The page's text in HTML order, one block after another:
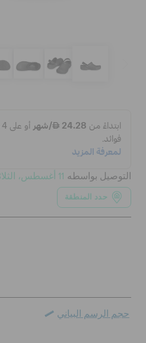
تسجيل الدخول / اشتراك
تحديد موقع المتجر
خدمة العملاء
التوصيل بواسطه 11 أغسطس، الثلاثاء
حدد المنطقة
حجم الرسم البياني